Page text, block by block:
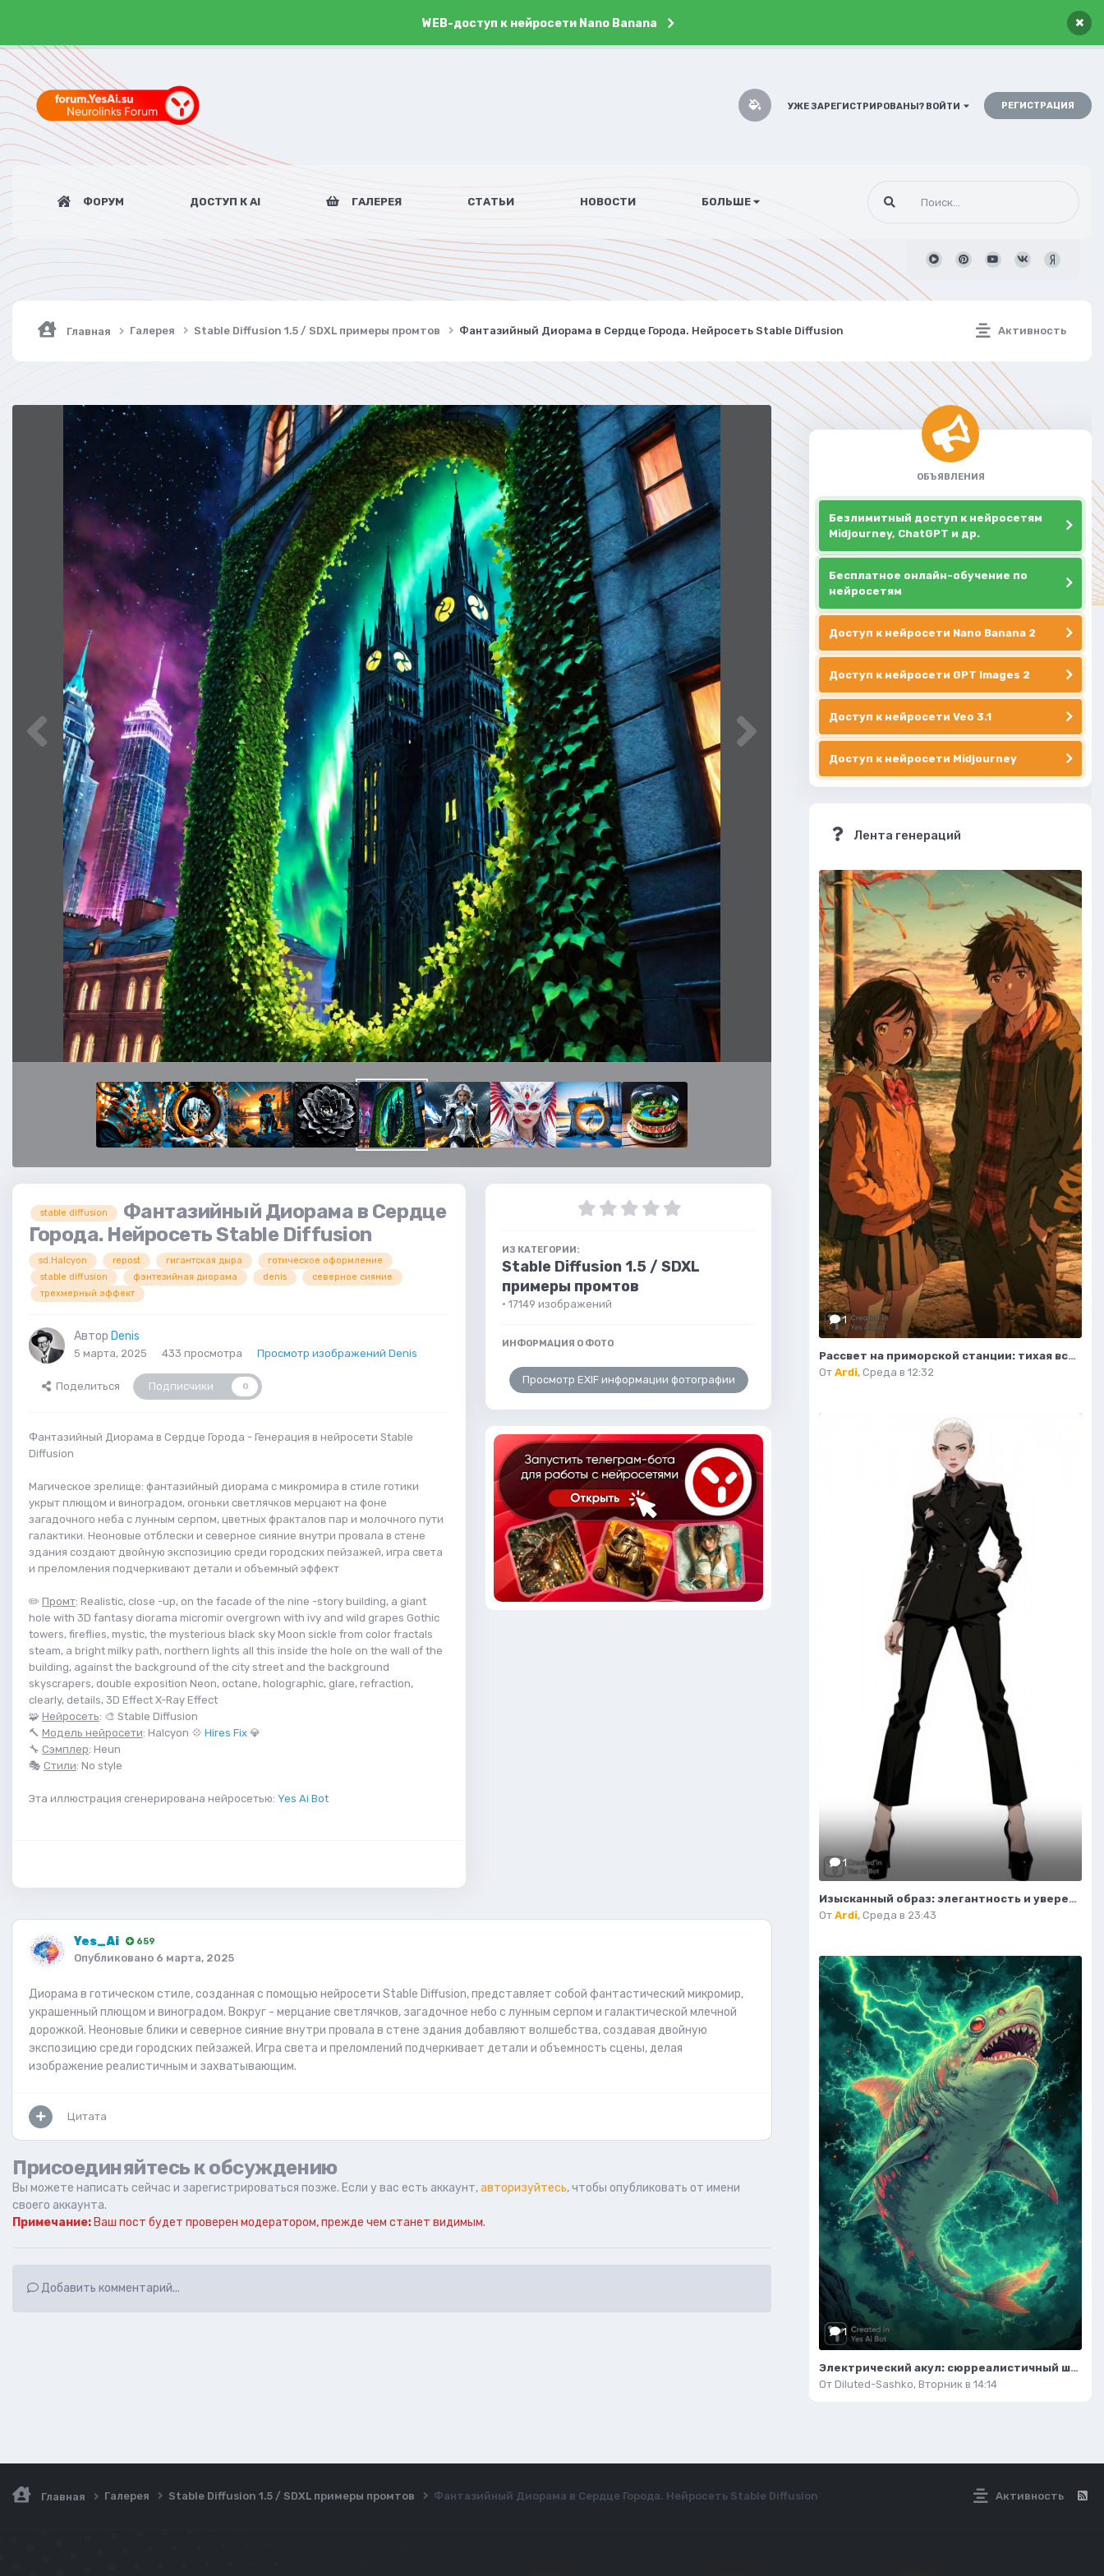
WEB-доступ к нейросети Nano Banana ×
УЖЕ ЗАРЕГИСТРИРОВАНЫ? ВОЙТИ РЕГИСТРАЦИЯ
ФОРУМ ДОСТУП К AI ГАЛЕРЕЯ СТАТЬИ НОВОСТИ БОЛЬШЕ
Активность
Главная Галерея Stable Diffusion 1.5 / SDXL примеры промтов Фантазийный Диорама в Сердце Города. Нейросеть Stable Diffusion
stable diffusion
Фантазийный Диорама в Сердце
Города. Нейросеть Stable Diffusion
sd.Halcyon repost гигантская дыра
готическое оформление
stable diffusion
фэнтезийная диорама denis
северное сияние
трехмерный эффект
Автор Denis
5 марта, 2025 433 просмотра Просмотр изображений Denis
Поделиться Подписчики 0
Фантазийный Диорама в Сердце Города - Генерация в нейросети Stable
Diffusion
Магическое зрелище: фантазийный диорама с микромира в стиле готики
укрыт плющом и виноградом, огоньки светлячков мерцают на фоне
загадочного неба с лунным серпом, цветных фракталов пар и молочного пути
галактики. Неоновые отблески и северное сияние внутри провала в стене
здания создают двойную экспозицию среди городских пейзажей, игра света
и преломления подчеркивают детали и объемный эффект
✏️ Промт: Realistic, close -up, on the facade of the nine -story building, a giant
hole with 3D fantasy diorama micromir overgrown with ivy and wild grapes Gothic
towers, fireflies, mystic, the mysterious black sky Moon sickle from color fractals
steam, a bright milky path, northern lights all this inside the hole on the wall of the
building, against the background of the city street and the background
skyscrapers, double exposition Neon, octane, holographic, glare, refraction,
clearly, details, 3D Effect X-Ray Effect
🧩 Нейросеть: 🎨 Stable Diffusion
🔨 Модель нейросети: Halcyon 💠 Hires Fix 💎
🔧 Сэмплер: Heun
🎭 Стили: No style
Эта иллюстрация сгенерирована нейросетью: Yes Ai Bot
ИЗ КАТЕГОРИИ:
Stable Diffusion 1.5 / SDXL
примеры промтов
· 17149 изображений
ИНФОРМАЦИЯ О ФОТО
Просмотр EXIF информации фотографии
Yes_Ai 659
Опубликовано 6 марта, 2025
Диорама в готическом стиле, созданная с помощью нейросети Stable Diffusion, представляет собой фантастический микромир,
украшенный плющом и виноградом. Вокруг - мерцание светлячков, загадочное небо с лунным серпом и галактической млечной
дорожкой. Неоновые блики и северное сияние внутри провала в стене здания добавляют волшебства, создавая двойную
экспозицию среди городских пейзажей. Игра света и преломлений подчеркивает детали и объемность сцены, делая
изображение реалистичным и захватывающим.
Цитата
Присоединяйтесь к обсуждению
Вы можете написать сейчас и зарегистрироваться позже. Если у вас есть аккаунт,авторизуйтесь, чтобы опубликовать от имени
своего аккаунта.
Примечание: Ваш пост будет проверен модератором, прежде чем станет видимым.
Добавить комментарий...
ОБЪЯВЛЕНИЯ
Безлимитный доступ к нейросетям
Midjourney, ChatGPT и др.
Бесплатное онлайн-обучение по
нейросетям
Доступ к нейросети Nano Banana 2
Доступ к нейросети GPT Images 2
Доступ к нейросети Veo 3.1
Доступ к нейросети Midjourney
Лента генераций
1
Рассвет на приморской станции: тихая встреча в стиле аниме. Картинка из нейронной сети Midjourney
От Ardi, Среда в 12:32
1
Изысканный образ: элегантность и уверенность в деталях. Нейросеть Flux.1
От Ardi, Среда в 23:43
1
Электрический акул: сюрреалистичный шедевр в стиле Питера Брукса и пиксель-арт. Изображение из нейросети Flux Ai
От Diluted-Sashko, Вторник в 14:14
Активность
Главная Галерея Stable Diffusion 1.5 / SDXL примеры промтов Фантазийный Диорама в Сердце Города. Нейросеть Stable Diffusion